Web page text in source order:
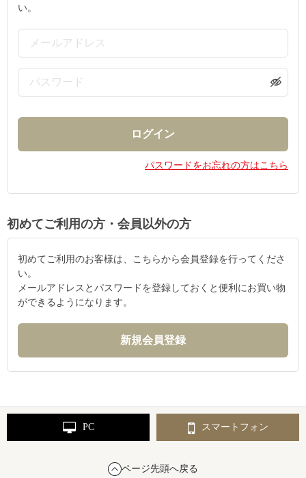
い。
パスワードをお忘れの方はこちら
初めてご利用の方・会員以外の方
初めてご利用のお客様は、こちらから会員登録を行ってくださ
い。
メールアドレスとパスワードを登録しておくと便利にお買い物
ができるようになります。
PC スマートフォン
ページ先頭へ戻る